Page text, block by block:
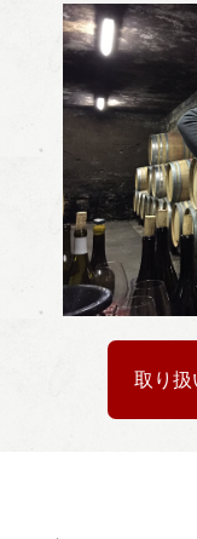
取り扱